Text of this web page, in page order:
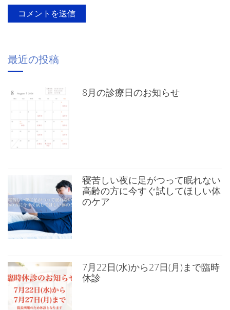
最近の投稿
8月の診療日のお知らせ
寝苦しい夜に足がつって眠れない
高齢の方に今すぐ試してほしい体
のケア
7月22日(水)から27日(月)まで臨時
休診